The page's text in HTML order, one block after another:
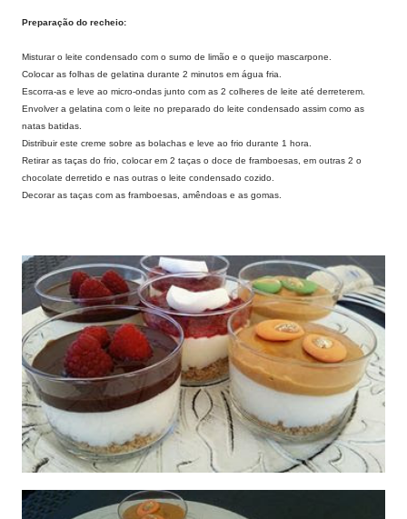
Preparação do recheio:
Misturar o leite condensado com o sumo de limão e o queijo mascarpone.
Colocar as folhas de gelatina durante 2 minutos em água fria.
Escorra-as e leve ao micro-ondas junto com as 2 colheres de leite até derreterem.
Envolver a gelatina com o leite no preparado do leite condensado assim como as
natas batidas.
Distribuir este creme sobre as bolachas e leve ao frio durante 1 hora.
Retirar as taças do frio, colocar em 2 taças o doce de framboesas, em outras 2 o
chocolate derretido e nas outras o leite condensado cozido.
Decorar as taças com as framboesas, amêndoas e as gomas.